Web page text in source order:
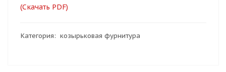
(Скачать PDF)
Категория: козырьковая фурнитура